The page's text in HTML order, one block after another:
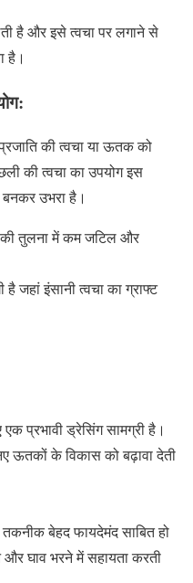
है और इसे त्वचा पर लगाने से
है।
की त्वचा या ऊतक को
की त्वचा का उपयोग इस
बनकर उभरा है।
की तुलना में कम जटिल और
जहां इंसानी त्वचा का ग्राफ्ट
प्रभावी ड्रेसिंग सामग्री है।
ऊतकों के विकास को बढ़ावा देती
बेहद फायदेमंद साबित हो
घाव भरने में सहायता करती